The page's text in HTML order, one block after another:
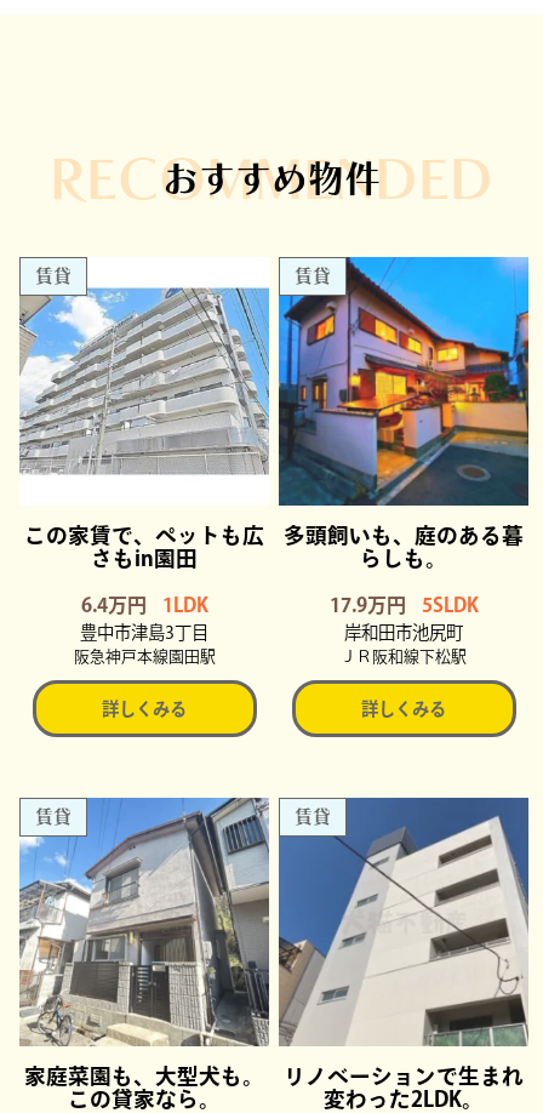
RECOMMENDED
おすすめ物件
賃貸
この家賃で、ペットも広
さもin園田
6.4万円 1LDK
豊中市津島3丁目
阪急神戸本線園田駅
詳しくみる
賃貸
多頭飼いも、庭のある暮
らしも。
17.9万円 5SLDK
岸和田市池尻町
ＪＲ阪和線下松駅
詳しくみる
賃貸
家庭菜園も、大型犬も。
この貸家なら。
賃貸
リノベーションで生まれ
変わった2LDK。